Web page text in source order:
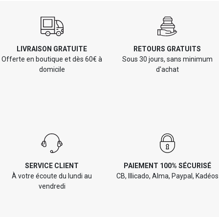
LIVRAISON GRATUITE
Offerte en boutique et dès 60€ à
domicile
RETOURS GRATUITS
Sous 30 jours, sans minimum
d'achat
SERVICE CLIENT
À votre écoute du lundi au
vendredi
PAIEMENT 100% SÉCURISÉ
CB, Illicado, Alma, Paypal, Kadéos